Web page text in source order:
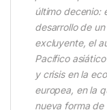
último decenio:
desarrollo de
excluyente, el
Pacífico
y crisis en la
europea, en la
nueva forma de